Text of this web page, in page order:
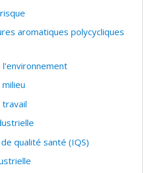
aromatiques polycycliques
l'environnement
qualité santé (IQS)